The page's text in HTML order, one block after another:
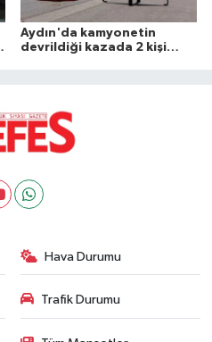
Aydın'da kamyonetin
devrildiği kazada 2 kişi
Hava Durumu
Trafik Durumu